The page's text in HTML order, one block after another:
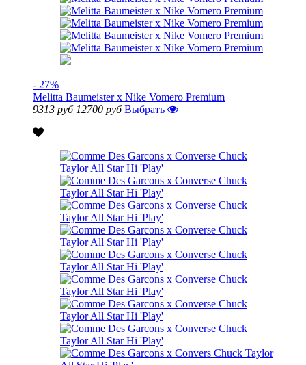
- 27%
Melitta Baumeister x Nike Vomero Premium
9313 руб 12700 руб Выбрать